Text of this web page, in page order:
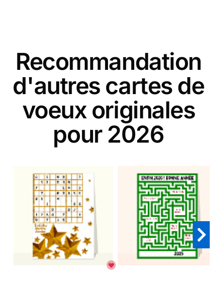
Recommandation
d'autres cartes de
voeux originales
pour 2026